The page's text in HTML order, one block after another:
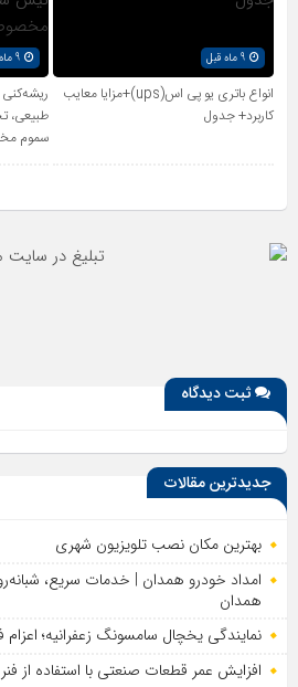
انواع باتری یو پی اس(ups)+مزایا معایب
کاربرد+ جدول
طبیعی،
سموم
ثبت دیدگاه
جدیدترین مقالات
بهترین مکان نصب تلویزیون شهری
امداد خودرو همدان | خدمات سریع،
همدان
نمایندگی یخچال سامسونگ زعفرانیه؛ اعزام فوری
افزایش عمر قطعات صنعتی با استفاده از